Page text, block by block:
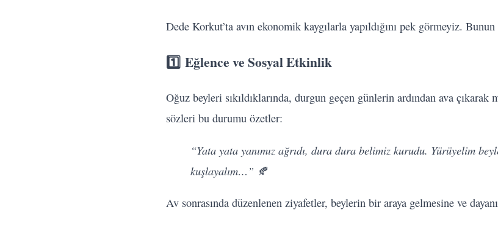
Dede Korkut’ta avın ekonomik kaygılarla yapıldığını pek görmeyiz.
1️⃣ Eğlence ve Sosyal Etkinlik
Oğuz beyleri sıkıldıklarında, durgun geçen günlerin ardından ava çıkarak
sözleri bu durumu özetler:
“Yata yata yanımız ağrıdı, dura dura belimiz kurudu. Yürüyelim
kuşlayalım…” 🍂
Av sonrasında düzenlenen ziyafetler, beylerin bir araya gelmesine ve